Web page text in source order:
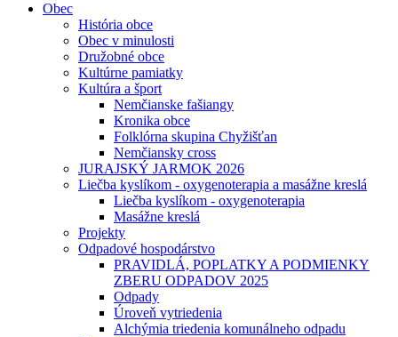
Obec
História obce
Obec v minulosti
Družobné obce
Kultúrne pamiatky
Kultúra a šport
Nemčianske fašiangy
Kronika obce
Folklórna skupina Chyžišťan
Nemčiansky cross
JURAJSKÝ JARMOK 2026
Liečba kyslíkom - oxygenoterapia a masážne kreslá
Liečba kyslíkom - oxygenoterapia
Masážne kreslá
Projekty
Odpadové hospodárstvo
PRAVIDLÁ, POPLATKY A PODMIENKY
ZBERU ODPADOV 2025
Odpady
Úroveň vytriedenia
Alchýmia triedenia komunálneho odpadu